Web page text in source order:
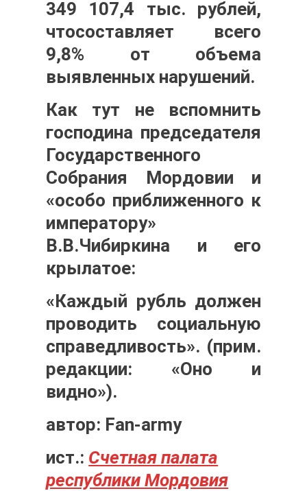
349 107,4
тыс. рублей,
чтосоставляет всего
9,8% от объема
выявленных нарушений.
Как тут не вспомнить
господина председателя
Государственного
Собрания Мордовии и
«особо приближенного к
императору»
В.В.Чибиркина и его
крылатое:
«Каждый рубль должен
проводить социальную
справедливость». (прим.
редакции: «Оно и
видно»).
автор: Fan-army
ист.: Счетная палата
республики Мордовия